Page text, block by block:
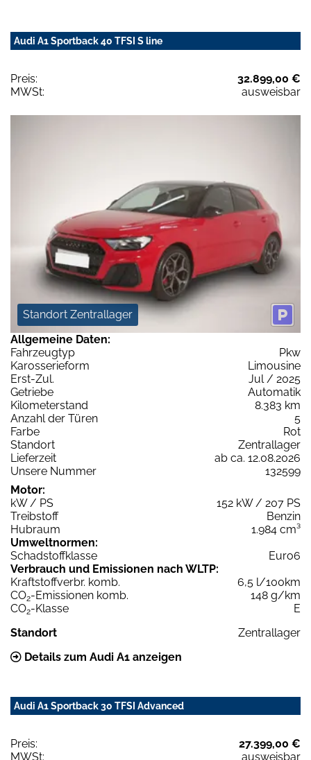
Audi A1 Sportback 40 TFSI S line
Preis:
32.899,00 €
MWSt:
ausweisbar
Standort Zentrallager
Allgemeine Daten:
Fahrzeugtyp
Pkw
Karosserieform
Limousine
Erst-Zul.
Jul / 2025
Getriebe
Automatik
Kilometerstand
8.383 km
Anzahl der Türen
5
Farbe
Rot
Standort
Zentrallager
Lieferzeit
ab ca. 12.08.2026
Unsere Nummer
132599
Motor:
kW / PS
152 kW / 207 PS
Treibstoff
Benzin
Hubraum
1.984 cm³
Umweltnormen:
Schadstoffklasse
Euro6
Verbrauch und Emissionen nach WLTP:
Kraftstoffverbr. komb.
6,5 l/100km
CO2-Emissionen komb.
148 g/km
CO2-Klasse
E
Standort
Zentrallager
Details zum Audi A1 anzeigen
Audi A1 Sportback 30 TFSI Advanced
Preis:
27.399,00 €
MWSt:
ausweisbar